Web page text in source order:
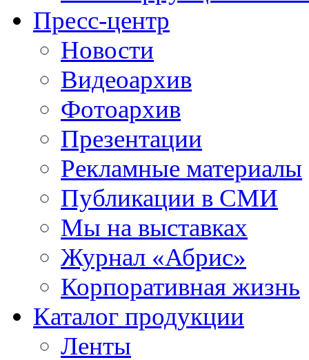
Пресс-центр
Новости
Видеоархив
Фотоархив
Презентации
Рекламные материалы
Публикации в СМИ
Мы на выставках
Журнал «Абрис»
Корпоративная жизнь
Каталог продукции
Ленты